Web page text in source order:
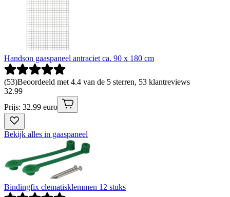
Handson gaaspaneel antraciet ca. 90 x 180 cm
(53)Beoordeeld met 4.4 van de 5 sterren, 53 klantreviews
32.99
Prijs: 32.99 euro
Bekijk alles in gaaspaneel
Bindingfix clematisklemmen 12 stuks